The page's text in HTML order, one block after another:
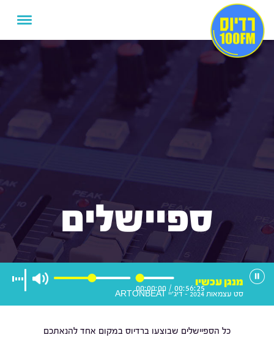
ספיישלים
00:56:25
/
00:00:00
מנגן עכשיו
סט עצמאות 2024 - דיג'יי ARTONBEAT
כל הספיישלים שבוצעו ברדיוס במקום אחד להנאתכם